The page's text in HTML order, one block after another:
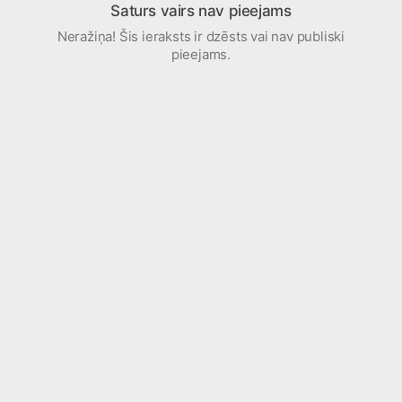
Saturs vairs nav pieejams
Neražiņa! Šis ieraksts ir dzēsts vai nav publiski
pieejams.